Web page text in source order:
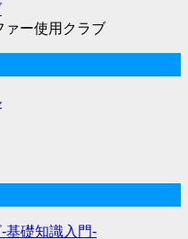
ァー使用クラブ
基礎知識入門-